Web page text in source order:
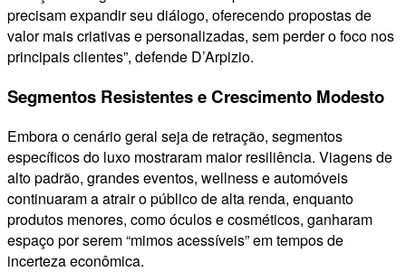
precisam expandir seu diálogo, oferecendo propostas de
valor mais criativas e personalizadas, sem perder o foco nos
principais clientes”, defende D’Arpizio.
Segmentos Resistentes e Crescimento Modesto
Embora o cenário geral seja de retração, segmentos
específicos do luxo mostraram maior resiliência. Viagens de
alto padrão, grandes eventos, wellness e automóveis
continuaram a atrair o público de alta renda, enquanto
produtos menores, como óculos e cosméticos, ganharam
espaço por serem “mimos acessíveis” em tempos de
incerteza econômica.